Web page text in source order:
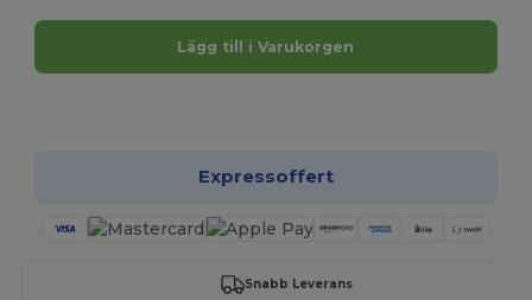
Lägg till i Varukorgen
Expressoffert
Snabb Leverans